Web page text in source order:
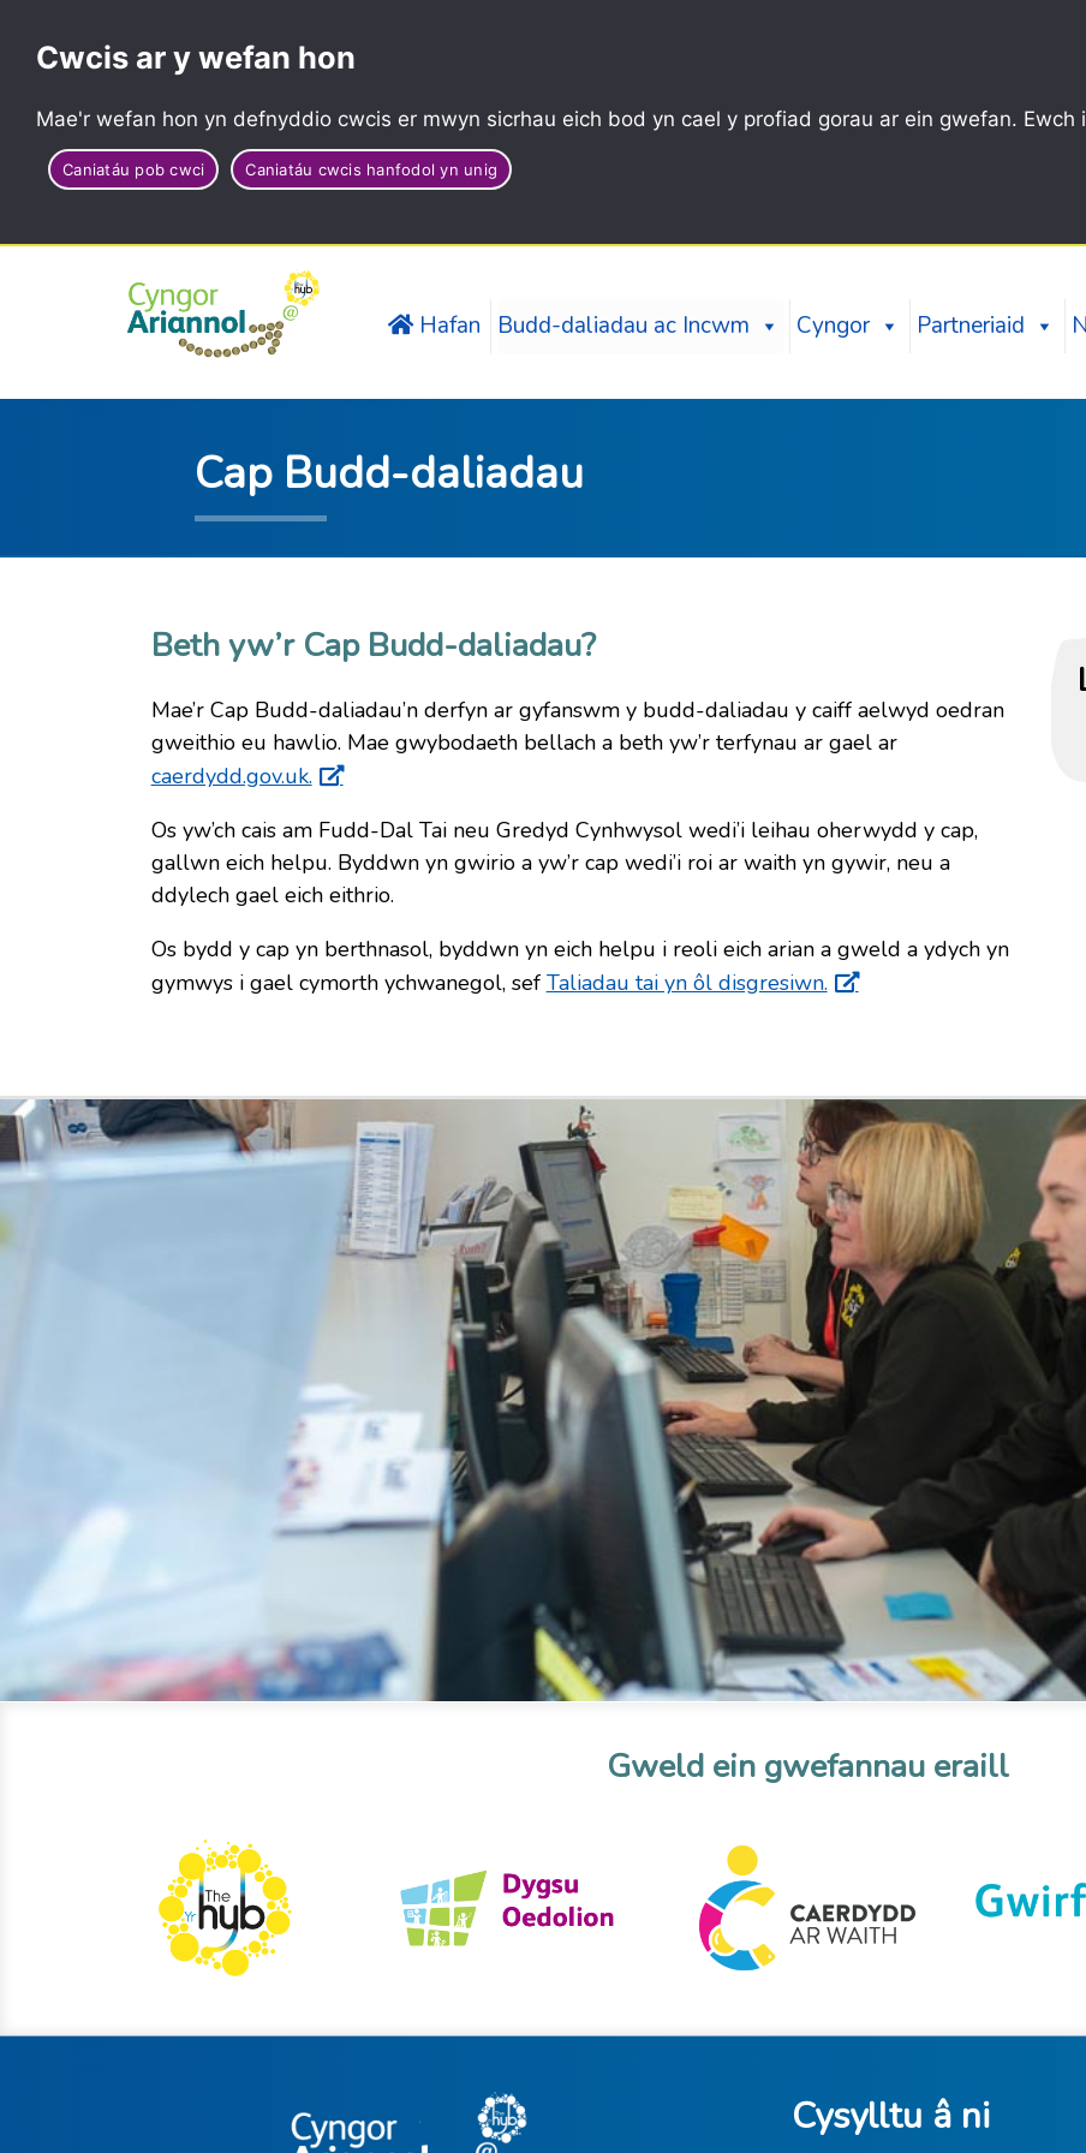
Cwcis ar y wefan hon
Mae'r wefan hon yn defnyddio cwcis er mwyn sicrhau eich bod yn cael y profiad gorau ar ein gwefan. Ewch i
Caniatáu pob cwci Caniatáu cwcis hanfodol yn unig
Hafan Budd-daliadau ac Incwm Cyngor Partneriaid
Cap Budd-daliadau
Beth yw’r Cap Budd-daliadau?
Mae’r Cap Budd-daliadau’n derfyn ar gyfanswm y budd-daliadau y caiff aelwyd oedran
gweithio eu hawlio. Mae gwybodaeth bellach a beth yw’r terfynau ar gael ar
caerdydd.gov.uk.
Os yw’ch cais am Fudd-Dal Tai neu Gredyd Cynhwysol wedi’i leihau oherwydd y cap,
gallwn eich helpu. Byddwn yn gwirio a yw’r cap wedi’i roi ar waith yn gywir, neu a
ddylech gael eich eithrio.
Os bydd y cap yn berthnasol, byddwn yn eich helpu i reoli eich arian a gweld a ydych yn
gymwys i gael cymorth ychwanegol, sef Taliadau tai yn ôl disgresiwn.
Gweld ein gwefannau eraill
Cysylltu â ni